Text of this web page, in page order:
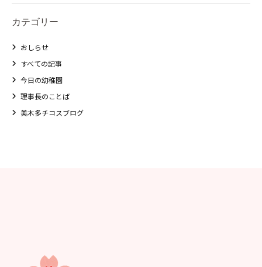
カテゴリー
おしらせ
すべての記事
今日の幼稚園
理事長のことば
美木多チコスブログ